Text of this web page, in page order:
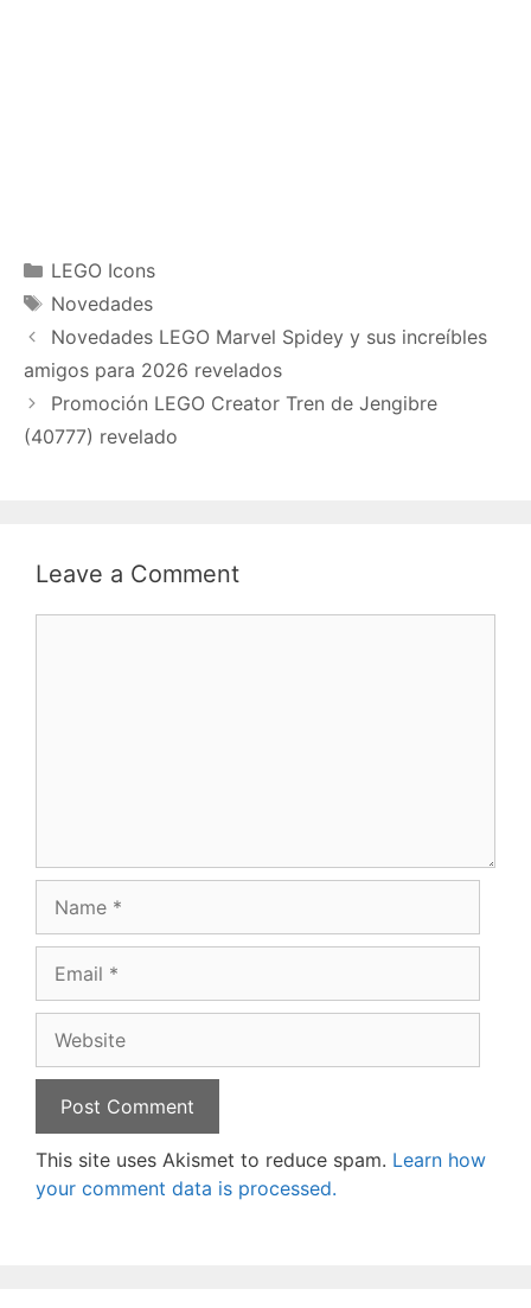
Categories
LEGO Icons
Tags
Novedades
Novedades LEGO Marvel Spidey y sus increíbles
amigos para 2026 revelados
Promoción LEGO Creator Tren de Jengibre
(40777) revelado
Leave a Comment
This site uses Akismet to reduce spam. Learn how
your comment data is processed.